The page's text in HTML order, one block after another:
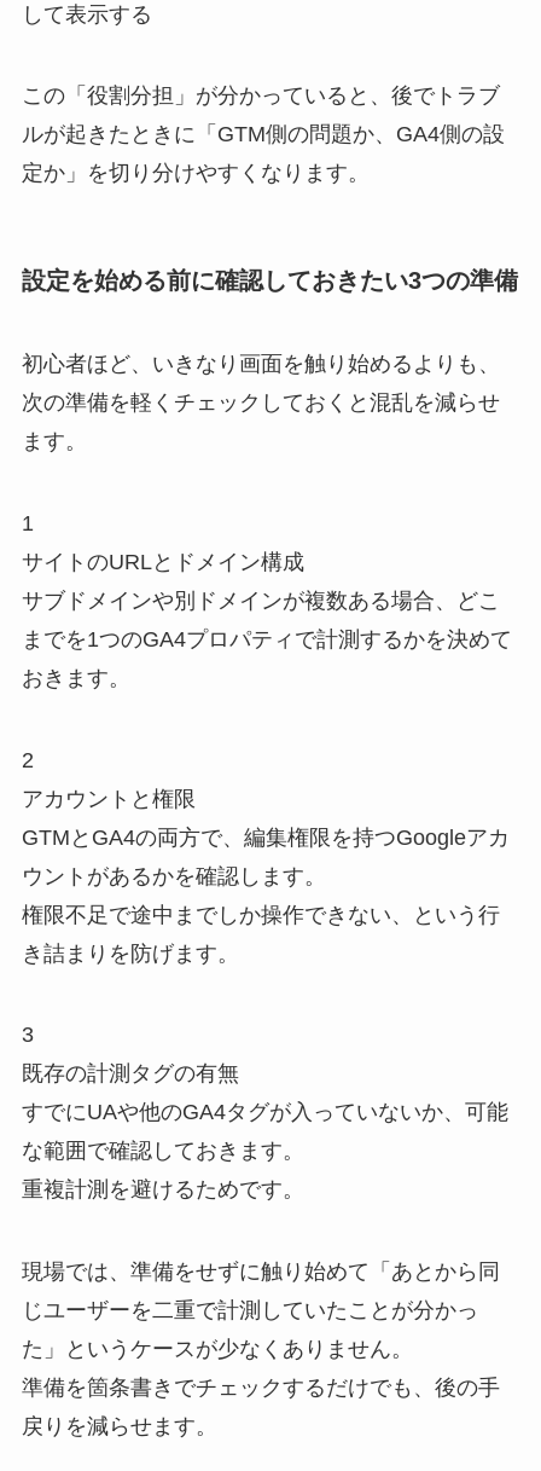
して表示する
この「役割分担」が分かっていると、後でトラブ
ルが起きたときに「GTM側の問題か、GA4側の設
定か」を切り分けやすくなります。
設定を始める前に確認しておきたい3つの準備
初心者ほど、いきなり画面を触り始めるよりも、
次の準備を軽くチェックしておくと混乱を減らせ
ます。
1
サイトのURLとドメイン構成
サブドメインや別ドメインが複数ある場合、どこ
までを1つのGA4プロパティで計測するかを決めて
おきます。
2
アカウントと権限
GTMとGA4の両方で、編集権限を持つGoogleアカ
ウントがあるかを確認します。
権限不足で途中までしか操作できない、という行
き詰まりを防げます。
3
既存の計測タグの有無
すでにUAや他のGA4タグが入っていないか、可能
な範囲で確認しておきます。
重複計測を避けるためです。
現場では、準備をせずに触り始めて「あとから同
じユーザーを二重で計測していたことが分かっ
た」というケースが少なくありません。
準備を箇条書きでチェックするだけでも、後の手
戻りを減らせます。